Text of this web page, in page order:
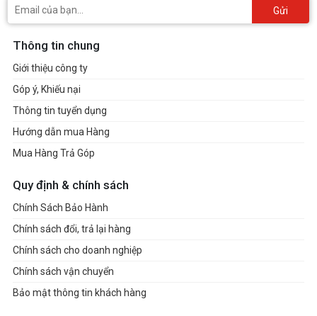
Gửi
Thông tin chung
Giới thiệu công ty
Góp ý, Khiếu nại
Thông tin tuyển dụng
Hướng dẫn mua Hàng
Mua Hàng Trả Góp
Quy định & chính sách
Chính Sách Bảo Hành
Chính sách đổi, trả lại hàng
Chính sách cho doanh nghiệp
Chính sách vận chuyển
Bảo mật thông tin khách hàng